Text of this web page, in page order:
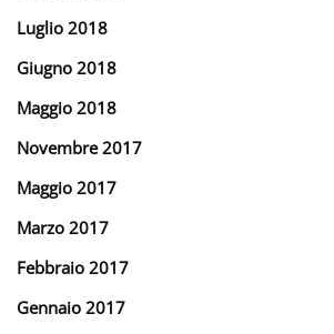
Luglio 2018
Giugno 2018
Maggio 2018
Novembre 2017
Maggio 2017
Marzo 2017
Febbraio 2017
Gennaio 2017